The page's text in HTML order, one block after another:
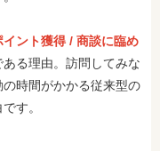
ント獲得 / 商談に臨め
る理由。訪問してみな
時間がかかる従来型の
す。